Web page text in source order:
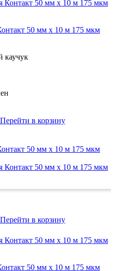
50 мм x 10 м 175 мкм
каучук
Перейти в корзину
50 мм x 10 м 175 мкм
Перейти в корзину
50 мм x 10 м 175 мкм